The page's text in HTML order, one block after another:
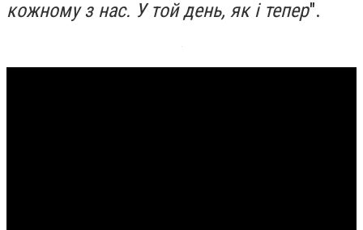
кожному з нас. У той день, як і тепер".